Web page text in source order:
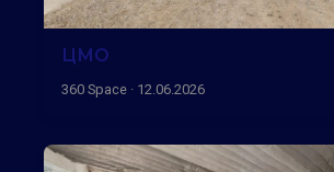
ЦМО
360 Space · 12.06.2026